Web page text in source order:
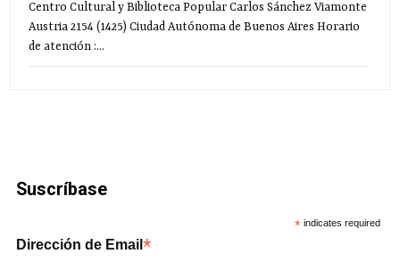
Centro Cultural y Biblioteca Popular Carlos Sánchez Viamonte
Austria 2154 (1425) Ciudad Autónoma de Buenos Aires Horario
de atención :...
Suscríbase
* indicates required
Dirección de Email*